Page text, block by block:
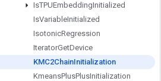
IsTPUEmbeddingInitialized
IsVariableInitialized
IsotonicRegression
IteratorGetDevice
KMC2ChainInitialization
KmeansPlusPlusInitialization